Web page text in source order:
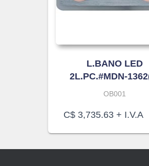
L.BANO LED
2L.PC.#MDN-
OB001
C$ 3,735.63 + I.V.A